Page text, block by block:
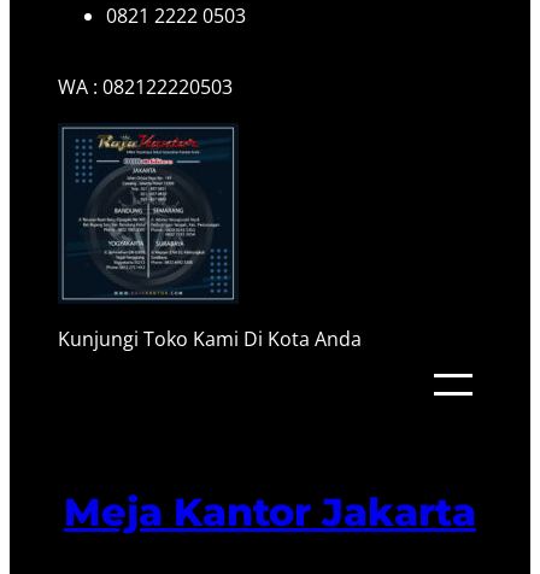
0821 2222 0503
WA : 082122220503
Kunjungi Toko Kami Di Kota Anda
Meja Kantor Jakarta